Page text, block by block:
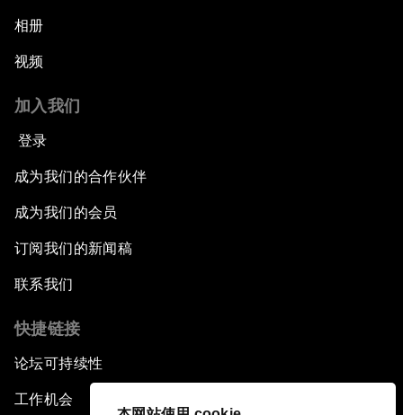
相册
视频
加入我们
登录
成为我们的合作伙伴
成为我们的会员
订阅我们的新闻稿
联系我们
快捷链接
论坛可持续性
工作机会